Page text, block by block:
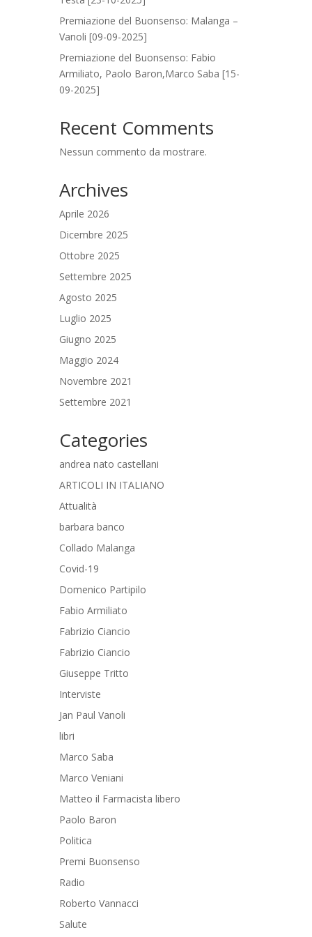
Premiazione del Buonsenso: Malanga –
Vanoli [09-09-2025]
Premiazione del Buonsenso: Fabio
Armiliato, Paolo Baron,Marco Saba [15-
09-2025]
Recent Comments
Nessun commento da mostrare.
Archives
Aprile 2026
Dicembre 2025
Ottobre 2025
Settembre 2025
Agosto 2025
Luglio 2025
Giugno 2025
Maggio 2024
Novembre 2021
Settembre 2021
Categories
andrea nato castellani
ARTICOLI IN ITALIANO
Attualità
barbara banco
Collado Malanga
Covid-19
Domenico Partipilo
Fabio Armiliato
Fabrizio Ciancio
Fabrizio Ciancio
Giuseppe Tritto
Interviste
Jan Paul Vanoli
libri
Marco Saba
Marco Veniani
Matteo il Farmacista libero
Paolo Baron
Politica
Premi Buonsenso
Radio
Roberto Vannacci
Salute